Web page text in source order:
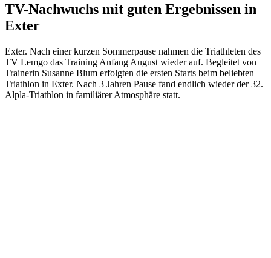
TV-Nachwuchs mit guten Ergebnissen in
Exter
Exter. Nach einer kurzen Sommerpause nahmen die Triathleten des
TV Lemgo das Training Anfang August wieder auf. Begleitet von
Trainerin Susanne Blum erfolgten die ersten Starts beim beliebten
Triathlon in Exter. Nach 3 Jahren Pause fand endlich wieder der 32.
Alpla-Triathlon in familiärer Atmosphäre statt.